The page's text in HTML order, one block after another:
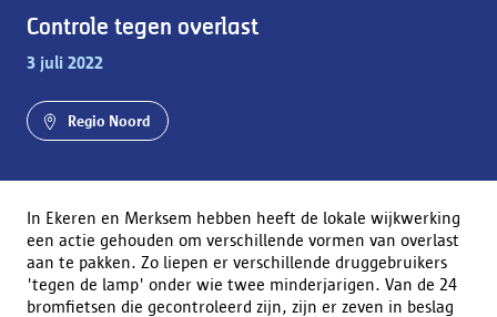
Controle tegen overlast
3 juli 2022
Regio Noord
In Ekeren en Merksem hebben heeft de lokale wijkwerking
een actie gehouden om verschillende vormen van overlast
aan te pakken. Zo liepen er verschillende druggebruikers
'tegen de lamp' onder wie twee minderjarigen. Van de 24
bromfietsen die gecontroleerd zijn, zijn er zeven in beslag